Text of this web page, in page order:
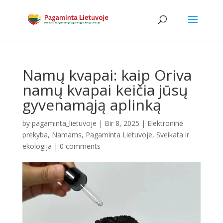
Namų kvapai: kaip Oriva
namų kvapai keičia jūsų
gyvenamąją aplinką
by pagaminta_lietuvoje | Bir 8, 2025 | Elektroninė
prekyba, Namams, Pagaminta Lietuvoje, Sveikata ir
ekologija | 0 comments